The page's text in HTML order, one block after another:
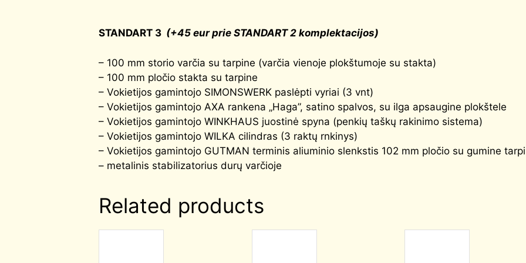
STANDART 3 (+45 eur prie STANDART 2 komplektacijos)
– 100 mm storio varčia su tarpine (varčia vienoje plokštumoje su stakta)
– 100 mm pločio stakta su tarpine
– Vokietijos gamintojo SIMONSWERK paslėpti vyriai (3 vnt)
– Vokietijos gamintojo AXA rankena „Haga”, satino spalvos, su ilga apsaugine plokštele
– Vokietijos gamintojo WINKHAUS juostinė spyna (penkių taškų rakinimo sistema)
– Vokietijos gamintojo WILKA cilindras (3 raktų rnkinys)
– Vokietijos gamintojo GUTMAN terminis aliuminio slenkstis 102 mm pločio su gumine
– metalinis stabilizatorius durų varčioje
Related products